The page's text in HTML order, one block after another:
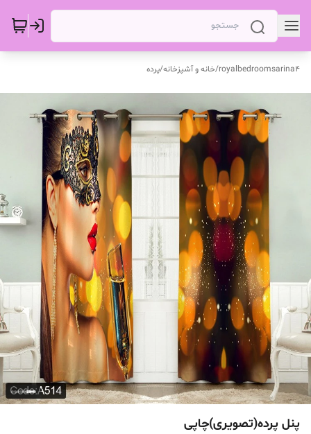
royalbedroomsarina4
/خانه و آشپزخانه/پرده
پنل پرده(تصویری)چاپی